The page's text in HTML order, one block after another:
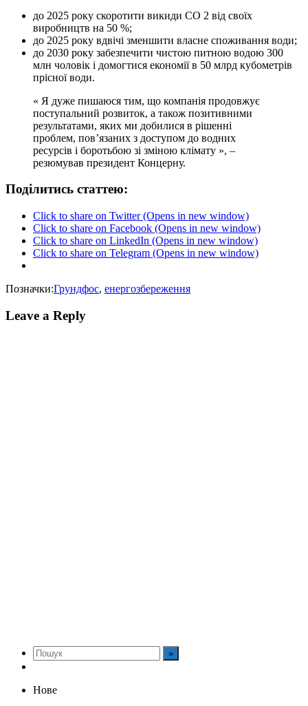
до 2025 року скоротити викиди CO 2 від своїх
виробництв на 50 %;
до 2025 року вдвічі зменшити власне споживання води;
до 2030 року забезпечити чистою питною водою 300
млн чоловік і домогтися економії в 50 млрд кубометрів
прісної води.
« Я дуже пишаюся тим, що компанія продовжує
поступальний розвиток, а також позитивними
результатами, яких ми добилися в рішенні
проблем, пов’язаних з доступом до водних
ресурсів і боротьбою зі зміною клімату », –
резюмував президент Концерну.
Поділитись статтею:
Click to share on Twitter (Opens in new window)
Click to share on Facebook (Opens in new window)
Click to share on LinkedIn (Opens in new window)
Click to share on Telegram (Opens in new window)
Позначки:Грундфос, енергозбереження
Leave a Reply
Нове